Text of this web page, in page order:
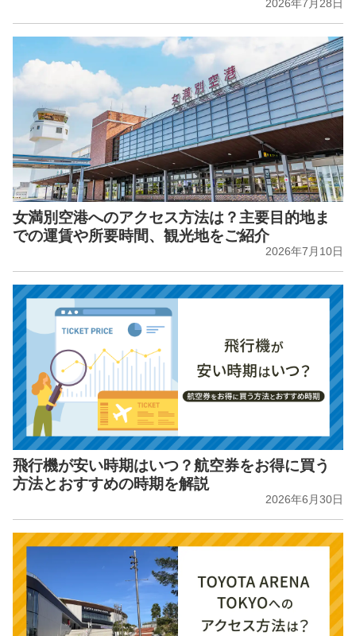
2026年7月28日
女満別空港へのアクセス方法は？主要目的地ま
での運賃や所要時間、観光地をご紹介
2026年7月10日
飛行機が安い時期はいつ？航空券をお得に買う
方法とおすすめの時期を解説
2026年6月30日